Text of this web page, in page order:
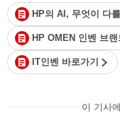
HP OMEN 인벤 브랜
IT인벤 바로가기
이 기사